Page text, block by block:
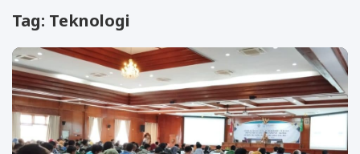
Tag: Teknologi